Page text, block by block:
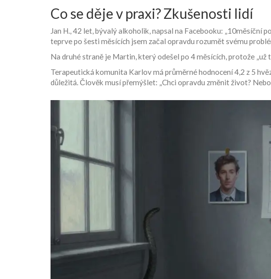
Co se děje v praxi? Zkušenosti lidí
Jan H., 42 let, bývalý alkoholik, napsal na Facebooku:
teprve po šesti měsících jsem začal opravdu rozumět svému
Na druhé straně je Martin, který odešel po 4 měsících, protože
Terapeutická komunita Karlov má průměrné hodnocení 4,2 z 5
důležitá. Člověk musí přemýšlet: „Chci opravdu změnit život?